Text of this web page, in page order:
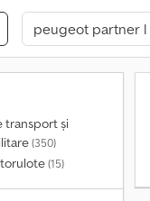
transport şi
(350)
(15)